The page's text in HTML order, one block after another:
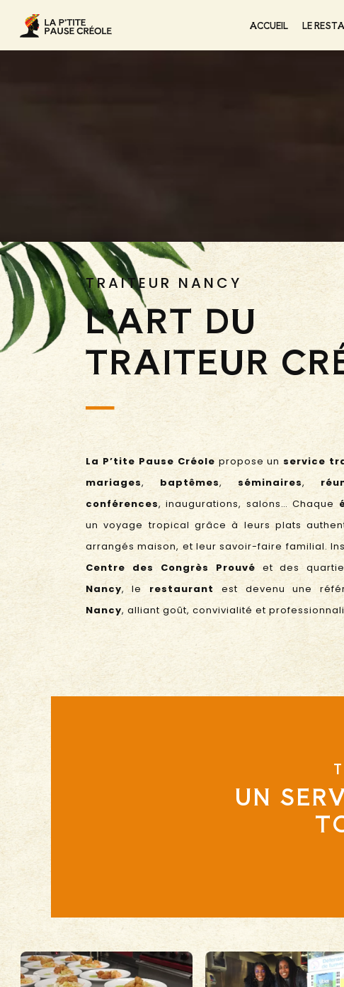
ACCUEIL LE
TRAITEUR NANCY
L’ART DU
TRAITEUR
La P’tite Pause Créole propose unservice
mariages, baptêmes, séminaires,
conférences, inaugurations, salons… Chaque
un voyage tropical grâce à leurs plats
arrangés maison, et leur savoir-faire familial.
Centre des Congrès Prouvé et des
Nancy, le restaurant est devenu une
Nancy, alliant goût, convivialité et
UN